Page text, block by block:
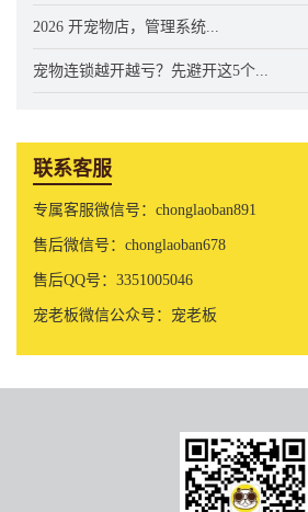
2026 开宠物店，管理系统...
宠物连锁越开越亏？先避开这5个...
联系客服
专属客服微信号：chonglaoban891
售后微信号：chonglaoban678
售后QQ号：3351005046
宠老板微信公众号：宠老板